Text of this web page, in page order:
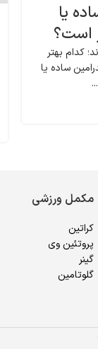
یا
است؟
کدام بهتر
ساده یا
مکمل ورزشی
کراتین
پروتئین وی
گینر
گلوتامین